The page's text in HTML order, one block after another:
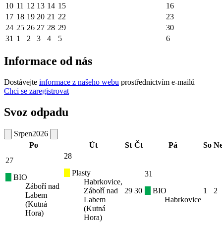
10 11 12 13 14 15
16
17 18 19 20 21 22
23
24 25 26 27 28 29
30
31 1 2 3 4 5 6
Informace od nás
Dostávejte informace z našeho webu prostřednictvím e-mailů
Chci se zaregistrovat
Svoz odpadu
Srpen2026
Po
Út St Čt Pá So
27
BIO
Záboří nad
Labem
(Kutná
Hora)
28
Plasty
Habrkovice,
Záboří nad
Labem
(Kutná
Hora)
29 30
31
BIO
Habrkovice
1 2